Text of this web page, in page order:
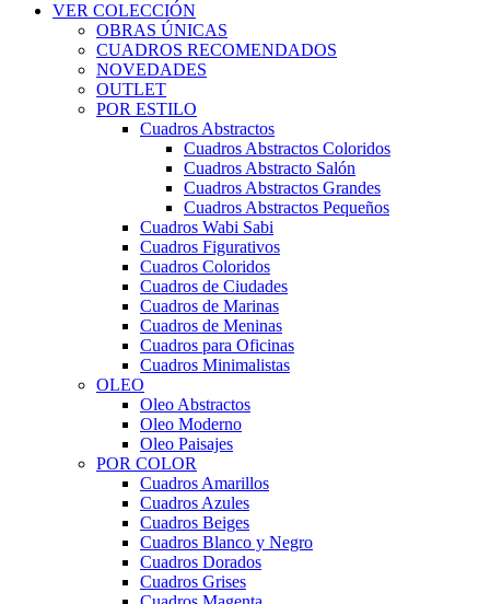
VER COLECCIÓN
OBRAS ÚNICAS
CUADROS RECOMENDADOS
NOVEDADES
OUTLET
POR ESTILO
Cuadros Abstractos
Cuadros Abstractos Coloridos
Cuadros Abstracto Salón
Cuadros Abstractos Grandes
Cuadros Abstractos Pequeños
Cuadros Wabi Sabi
Cuadros Figurativos
Cuadros Coloridos
Cuadros de Ciudades
Cuadros de Marinas
Cuadros de Meninas
Cuadros para Oficinas
Cuadros Minimalistas
OLEO
Oleo Abstractos
Oleo Moderno
Oleo Paisajes
POR COLOR
Cuadros Amarillos
Cuadros Azules
Cuadros Beiges
Cuadros Blanco y Negro
Cuadros Dorados
Cuadros Grises